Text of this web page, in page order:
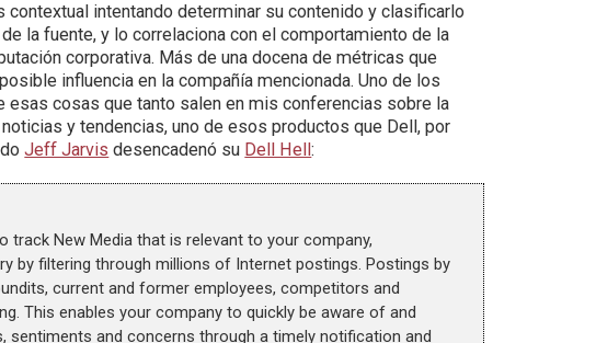
contextual intentando determinar su contenido y clasificarlo
la fuente, y lo correlaciona con el comportamiento de la
corporativa. Más de una docena de métricas que
influencia en la compañía mencionada. Uno de los
esas cosas que tanto salen en mis conferencias sobre la
y tendencias, uno de esos productos que Dell, por
Jeff Jarvis desencadenó su Dell Hell:
track New Media that is relevant to your company,
by filtering through millions of Internet postings. Postings by
current and former employees, competitors and
This enables your company to quickly be aware of and
sentiments and concerns through a timely notification and